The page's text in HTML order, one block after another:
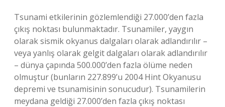
Tsunami etkilerinin gözlemlendiği 27.000’den fazla
çıkış noktası bulunmaktadır. Tsunamiler, yaygın
olarak sismik okyanus dalgaları olarak adlandırılır –
veya yanlış olarak gelgit dalgaları olarak adlandırılır
– dünya çapında 500.000’den fazla ölüme neden
olmuştur (bunların 227.899’u 2004 Hint Okyanusu
depremi ve tsunamisinin sonucudur). Tsunamilerin
meydana geldiği 27.000’den fazla çıkış noktası